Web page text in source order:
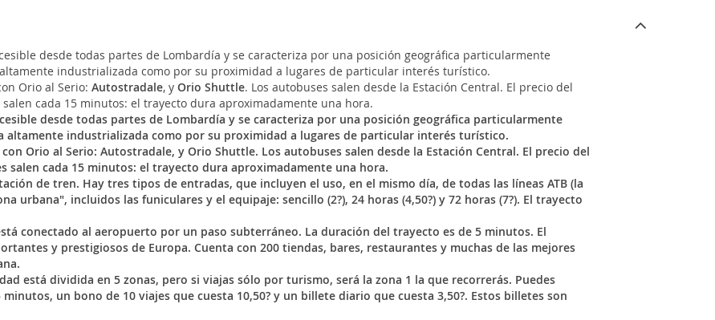
desde todas partes de Lombardía y se caracteriza por una posición geográfica particularmente
industrializada como por su proximidad a lugares de particular interés turístico.
Orio al Serio: Autostradale, y Orio Shuttle. Los autobuses salen desde la Estación Central. El precio del
cada 15 minutos: el trayecto dura aproximadamente una hora.
desde todas partes de Lombardía y se caracteriza por una posición geográfica particularmente
industrializada como por su proximidad a lugares de particular interés turístico.
Orio al Serio: Autostradale, y Orio Shuttle. Los autobuses salen desde la Estación Central. El precio del
salen cada 15 minutos: el trayecto dura aproximadamente una hora.
de tren. Hay tres tipos de entradas, que incluyen el uso, en el mismo día, de todas las líneas ATB (la
urbana", incluidos las funiculares y el equipaje: sencillo (2?), 24 horas (4,50?) y 72 horas (7?). El trayecto
conectado al aeropuerto por un paso subterráneo. La duración del trayecto es de 5 minutos. El
y prestigiosos de Europa. Cuenta con 200 tiendas, bares, restaurantes y muchas de las mejores
está dividida en 5 zonas, pero si viajas sólo por turismo, será la zona 1 la que recorrerás. Puedes
un bono de 10 viajes que cuesta 10,50? y un billete diario que cuesta 3,50?. Estos billetes son